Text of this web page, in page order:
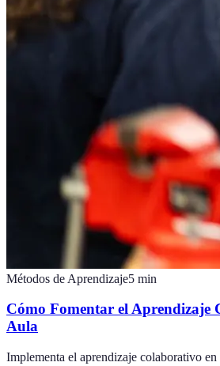
Métodos de Aprendizaje5 min
Cómo Fomentar el Aprendizaje
Aula
Implementa el aprendizaje colaborativo en